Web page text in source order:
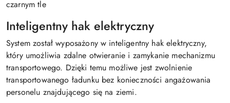
Inteligentny hak elektryczny
System został wyposażony w inteligentny hak elektryczny,
który umożliwia zdalne otwieranie i zamykanie mechanizmu
transportowego. Dzięki temu możliwe jest zwolnienie
transportowanego ładunku bez konieczności angażowania
personelu znajdującego się na ziemi.